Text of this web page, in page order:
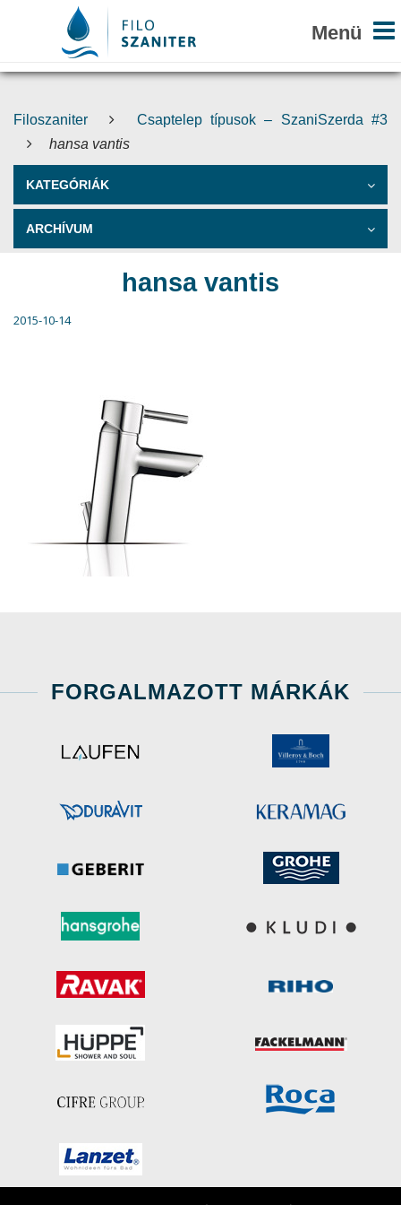
Filoszaniter
Csaptelep típusok – SzaniSzerda #3
hansa vantis
KATEGÓRIÁK
ARCHÍVUM
hansa vantis
2015-10-14
FORGALMAZOTT MÁRKÁK